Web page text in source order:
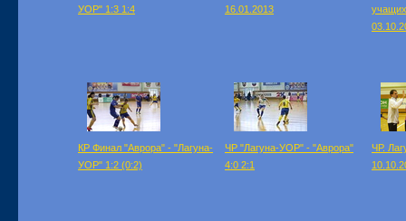
УОР" 1:3 1:4
16.01.2013
КР Финал "Аврора" - "Лагуна-
УОР" 1:2 (0:2)
ЧР "Лагуна-УОР" - "Аврора"
4:0 2:1
ЧР.